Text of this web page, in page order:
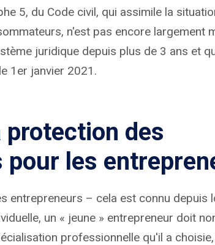
5, du Code civil, qui assimile la
n'est pas encore largement
juridique depuis plus de 3 ans et
1er janvier 2021.
protection des
les
entrepreneurs – cela est connu depuis
un « jeune » entrepreneur doit
professionnelle qu'il a